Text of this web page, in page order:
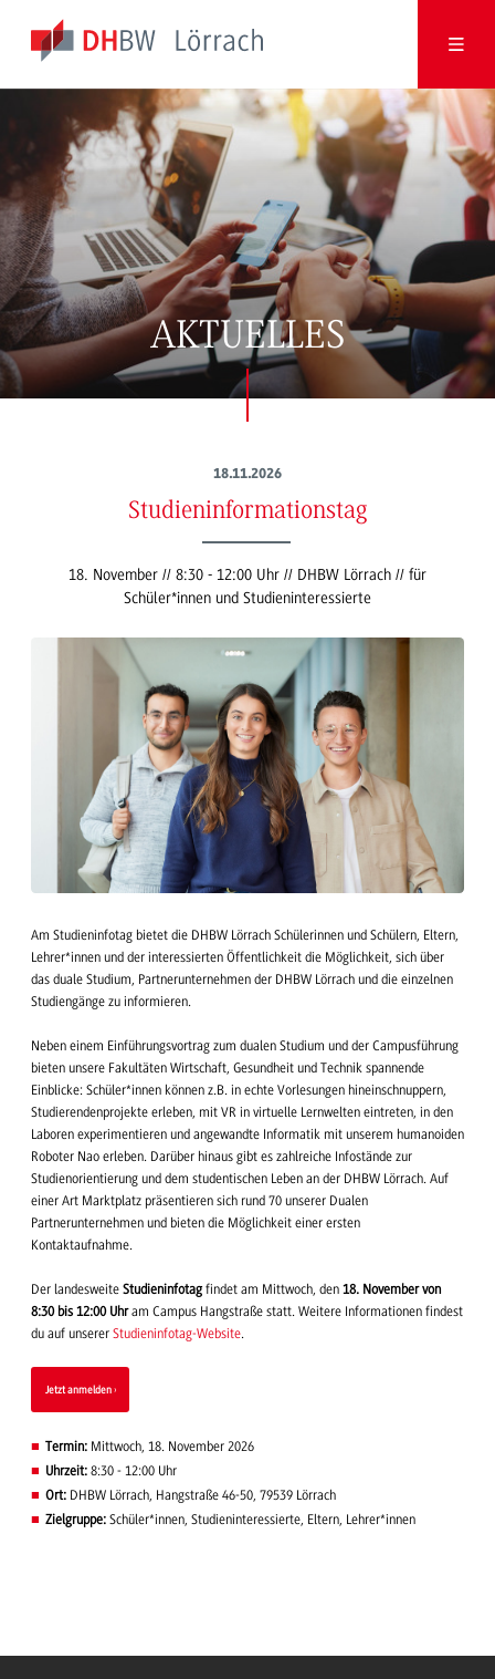
AKTUELLES
18.11.2026
Studieninformationstag
18. November // 8:30 - 12:00 Uhr // DHBW Lörrach // für
Schüler*innen und Studieninteressierte
Am Studieninfotag bietet die DHBW Lörrach Schülerinnen und Schülern, Eltern,
Lehrer*innen und der interessierten Öffentlichkeit die Möglichkeit, sich über
das duale Studium, Partnerunternehmen der DHBW Lörrach und die einzelnen
Studiengänge zu informieren.
Neben einem Einführungsvortrag zum dualen Studium und der Campusführung
bieten unsere Fakultäten Wirtschaft, Gesundheit und Technik spannende
Einblicke: Schüler*innen können z.B. in echte Vorlesungen hineinschnuppern,
Studierendenprojekte erleben, mit VR in virtuelle Lernwelten eintreten, in den
Laboren experimentieren und angewandte Informatik mit unserem humanoiden
Roboter Nao erleben. Darüber hinaus gibt es zahlreiche Infostände zur
Studienorientierung und dem studentischen Leben an der DHBW Lörrach. Auf
einer Art Marktplatz präsentieren sich rund 70 unserer Dualen
Partnerunternehmen und bieten die Möglichkeit einer ersten
Kontaktaufnahme.
Der landesweite Studieninfotagfindet am Mittwoch, den 18. November von
8:30 bis 12:00 Uhram Campus Hangstraße statt. Weitere Informationen findest
du auf unserer Studieninfotag-Website.
Jetzt anmelden
Termin: Mittwoch, 18. November 2026
Uhrzeit: 8:30 - 12:00 Uhr
Ort: DHBW Lörrach, Hangstraße 46-50, 79539 Lörrach
Zielgruppe: Schüler*innen, Studieninteressierte, Eltern, Lehrer*innen